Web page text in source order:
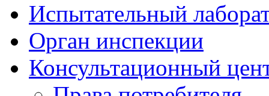
Испытательный
Орган инспекции
Консультационный